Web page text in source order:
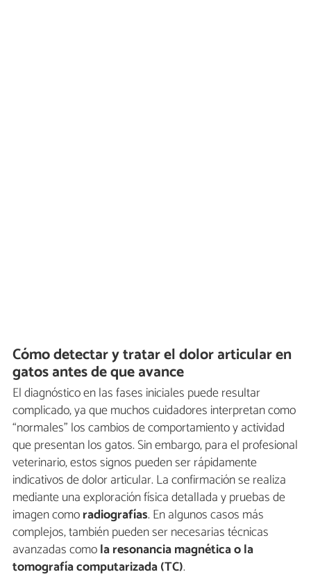
Cómo detectar y tratar el dolor articular en
gatos antes de que avance
El diagnóstico en las fases iniciales puede resultar
complicado, ya que muchos cuidadores interpretan como
“normales” los cambios de comportamiento y actividad
que presentan los gatos. Sin embargo, para el profesional
veterinario, estos signos pueden ser rápidamente
indicativos de dolor articular. La confirmación se realiza
mediante una exploración física detallada y pruebas de
imagen comoradiografías. En algunos casos más
complejos, también pueden ser necesarias técnicas
avanzadas comola resonancia magnética o la
tomografía computarizada (TC).